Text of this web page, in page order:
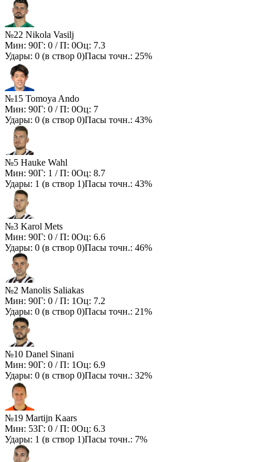
№22 Nikola Vasilj
Мин: 90Г: 0 / П: 0Оц: 7.3
Удары: 0 (в створ 0)Пасы точн.: 25%
№15 Tomoya Ando
Мин: 90Г: 0 / П: 0Оц: 7
Удары: 0 (в створ 0)Пасы точн.: 43%
№5 Hauke Wahl
Мин: 90Г: 1 / П: 0Оц: 8.7
Удары: 1 (в створ 1)Пасы точн.: 43%
№3 Karol Mets
Мин: 90Г: 0 / П: 0Оц: 6.6
Удары: 0 (в створ 0)Пасы точн.: 46%
№2 Manolis Saliakas
Мин: 90Г: 0 / П: 1Оц: 7.2
Удары: 0 (в створ 0)Пасы точн.: 21%
№10 Danel Sinani
Мин: 90Г: 0 / П: 1Оц: 6.9
Удары: 0 (в створ 0)Пасы точн.: 32%
№19 Martijn Kaars
Мин: 53Г: 0 / П: 0Оц: 6.3
Удары: 1 (в створ 1)Пасы точн.: 7%